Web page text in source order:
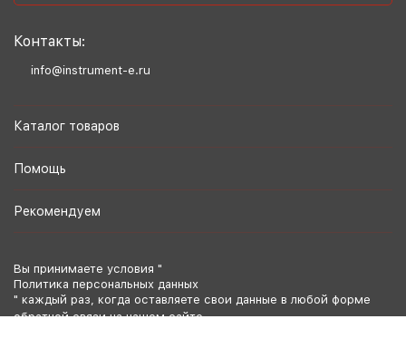
Контакты:
info@instrument-e.ru
Каталог товаров
Помощь
Рекомендуем
Вы принимаете условия "
Политика персональных данных
" каждый раз, когда оставляете свои данные в любой форме
обратной связи на нашем сайте.